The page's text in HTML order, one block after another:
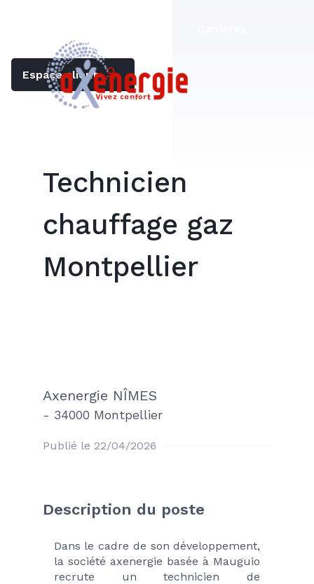
Espace client
Technicien
chauffage gaz
Montpellier
Axenergie NÎMES
- 34000 Montpellier
Publié le 22/04/2026
Description du poste
Dans le cadre de son développement,
la société axenergie basée à Mauguio
recrute un technicien de